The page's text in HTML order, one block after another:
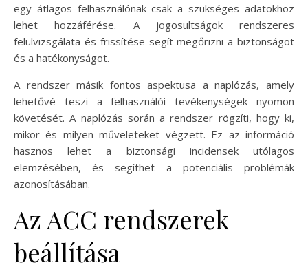
egy átlagos felhasználónak csak a szükséges adatokhoz
lehet hozzáférése. A jogosultságok rendszeres
felülvizsgálata és frissítése segít megőrizni a biztonságot
és a hatékonyságot.
A rendszer másik fontos aspektusa a naplózás, amely
lehetővé teszi a felhasználói tevékenységek nyomon
követését. A naplózás során a rendszer rögzíti, hogy ki,
mikor és milyen műveleteket végzett. Ez az információ
hasznos lehet a biztonsági incidensek utólagos
elemzésében, és segíthet a potenciális problémák
azonosításában.
Az ACC rendszerek
beállítása